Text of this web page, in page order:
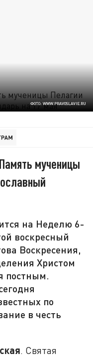
ФОТО: WWW.PRAVOSLAVIE.RU
мученицы
на Неделю 6-
воскресный
Воскресения,
Христом
постным.
по
в честь
. Святая